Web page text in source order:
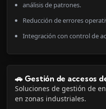
análisis de patrones.
Reducción de errores
Integración con control de
🚗 Gestión de accesos
Soluciones de gestión de
en zonas industriales.